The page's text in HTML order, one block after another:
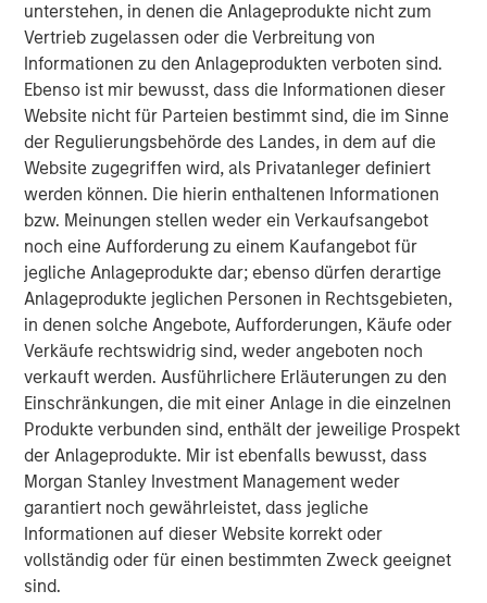
unterstehen, in denen die Anlageprodukte nicht zum
Vertrieb zugelassen oder die Verbreitung von
Informationen zu den Anlageprodukten verboten sind.
Ebenso ist mir bewusst, dass die Informationen dieser
Website nicht für Parteien bestimmt sind, die im Sinne
der Regulierungsbehörde des Landes, in dem auf die
Website zugegriffen wird, als Privatanleger definiert
werden können. Die hierin enthaltenen Informationen
bzw. Meinungen stellen weder ein Verkaufsangebot
noch eine Aufforderung zu einem Kaufangebot für
jegliche Anlageprodukte dar; ebenso dürfen derartige
Anlageprodukte jeglichen Personen in Rechtsgebieten,
in denen solche Angebote, Aufforderungen, Käufe oder
Verkäufe rechtswidrig sind, weder angeboten noch
verkauft werden. Ausführlichere Erläuterungen zu den
Einschränkungen, die mit einer Anlage in die einzelnen
Produkte verbunden sind, enthält der jeweilige Prospekt
der Anlageprodukte. Mir ist ebenfalls bewusst, dass
Morgan Stanley Investment Management weder
garantiert noch gewährleistet, dass jegliche
Informationen auf dieser Website korrekt oder
vollständig oder für einen bestimmten Zweck geeignet
sind.
An den Märkten hat sich in den letzten zwölf Monaten ein
neues Narrativ durchgesetzt: Widersetzen Sie sich nicht
der US-Regierung. Zuletzt konzentrierte sich die
Regierung stärker auf den US-Wohnungsmarkt und
insbesondere auf Möglichkeiten, die Erschwinglichkeit zu
erhöhen, was wahrscheinlich ein Thema für die
Zwischenwahlen 2026 sein wird.
Aber wie erreicht man günstigere Wohnungen? Zwei
Hauptfaktoren tragen zur Erschwinglichkeit von
Wohnimmobilien bei: Finanzierungskosten (oder
Hypothekenzins) und die Kosten des Hauses selbst. Es ist
unwahrscheinlich, dass die Trump-Administration die
bestehenden Wohnungspreise in die Höhe treiben will, da
sich dies auf die aktuellen Hauseigentümer auswirken
könnte. Somit liegt der Fokus auf der Finanzierung.
Geringere Finanzierungskosten entstehen durch engere
Spreads von hypothekenbesicherten Wertpapiere
(Agency-MBS) und wenn ein Großteil der neu
geschaffenen Hypotheken durch Fannie Mae und Freddie
Mac abgewickelt wird. Auch niedrigere Treasury-Renditen
sind hilfreich, da die meisten Agency-Hypotheken
festverzinslich sind und in Abhängigkeit von der Treasury-